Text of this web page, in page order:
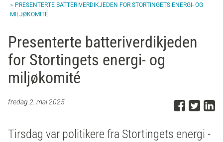
PRESENTERTE BATTERIVERDIKJEDEN FOR STORTINGETS ENERGI- OG
MILJØKOMITÉ
Presenterte batteriverdikjeden
for Stortingets energi- og
miljøkomité
fredag 2. mai 2025 DelDel
Tirsdag var politikere fra Stortingets energi -